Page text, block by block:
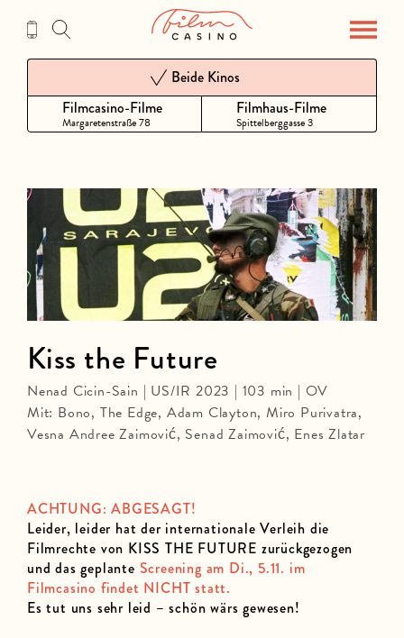
Inhalt
Filmcasino-Filme
Margaretenstraße 78
Beide Kinos
Filmhaus-Filme
Spittelberggasse 3
ACHTUNG: ABGESAGT!
Leider, leider hat der internationale Verleih die
Filmrechte von KISS THE FUTURE zurückgezogen
und das geplante Screening am Di., 5.11. im
Filmcasino findet NICHT statt.
Es tut uns sehr leid – schön wärs gewesen!
Kiss the Future
Nenad Cicin-Sain | US/IR 2023 | 103 min | OV
Mit: Bono, The Edge, Adam Clayton, Miro Purivatra,
Vesna Andree Zaimović, Senad Zaimović, Enes Zlatar